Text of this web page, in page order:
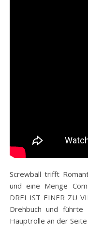
Screwball trifft
und eine Menge
DREI IST EINER ZU
Drehbuch und
Hauptrolle an der